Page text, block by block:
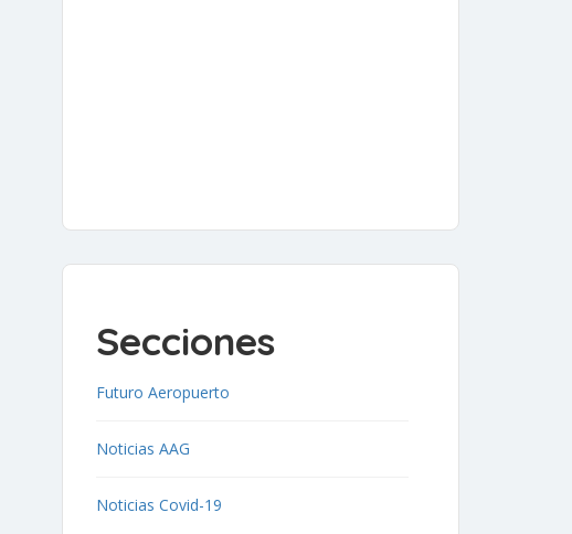
Secciones
Futuro Aeropuerto
Noticias AAG
Noticias Covid-19